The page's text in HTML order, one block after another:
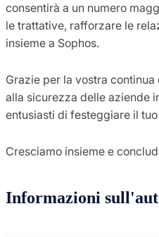
consentirà a un numero
le trattative, rafforzare le
insieme a Sophos.
Grazie per la vostra
alla sicurezza delle aziende
entusiasti di festeggiare il
Cresciamo insieme e
Informazioni